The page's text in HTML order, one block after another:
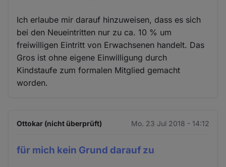
Ich erlaube mir darauf hinzuweisen, dass es sich
bei den Neueintritten nur zu ca. 10 % um
freiwilligen Eintritt von Erwachsenen handelt. Das
Gros ist ohne eigene Einwilligung durch
Kindstaufe zum formalen Mitglied gemacht
worden.
Ottokar (nicht überprüft) Mo. 23 Jul 2018 - 14:12
für mich kein Grund darauf zu